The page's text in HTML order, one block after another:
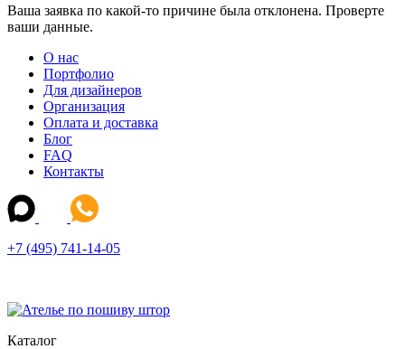
Ваша заявка по какой-то причине была отклонена. Проверте
ваши данные.
О нас
Портфолио
Для дизайнеров
Организация
Оплата и доставка
Блог
FAQ
Контакты
+7 (495) 741-14-05
Каталог